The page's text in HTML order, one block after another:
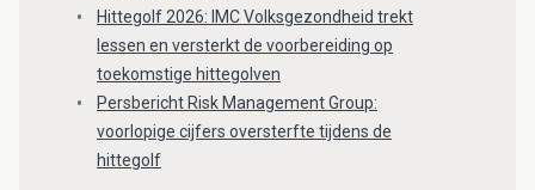
Hittegolf 2026: IMC Volksgezondheid trekt
lessen en versterkt de voorbereiding op
toekomstige hittegolven
Persbericht Risk Management Group:
voorlopige cijfers oversterfte tijdens de
hittegolf